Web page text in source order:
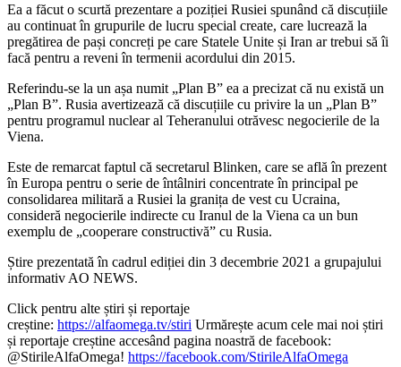
Ea a făcut o scurtă prezentare a poziției Rusiei spunând că discuțiile
au continuat în grupurile de lucru special create, care lucrează la
pregătirea de pași concreți pe care Statele Unite și Iran ar trebui să îi
facă pentru a reveni în termenii acordului din 2015.
Referindu-se la un așa numit „Plan B” ea a precizat că nu există un
„Plan B”. Rusia avertizează că discuțiile cu privire la un „Plan B”
pentru programul nuclear al Teheranului otrăvesc negocierile de la
Viena.
Este de remarcat faptul că secretarul Blinken, care se află în prezent
în Europa pentru o serie de întâlniri concentrate în principal pe
consolidarea militară a Rusiei la granița de vest cu Ucraina,
consideră negocierile indirecte cu Iranul de la Viena ca un bun
exemplu de „cooperare constructivă” cu Rusia.
Știre prezentată în cadrul ediției din 3 decembrie 2021 a grupajului
informativ AO NEWS.
Click pentru alte știri și reportaje
creștine: https://alfaomega.tv/stiri Urmărește acum cele mai noi știri
și reportaje creștine accesând pagina noastră de facebook:
@StirileAlfaOmega! https://facebook.com/StirileAlfaOmega